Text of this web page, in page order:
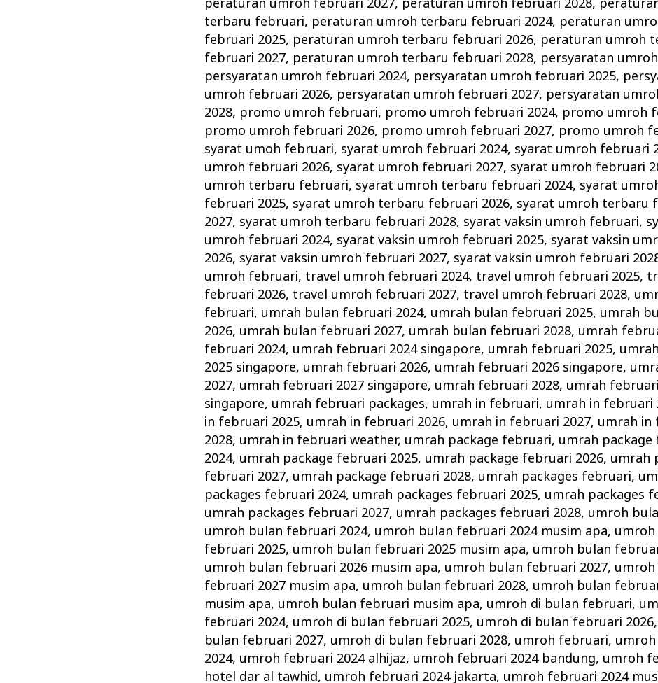
peraturan umroh februari 2027, peraturan umroh februari 2028,
terbaru februari, peraturan umroh terbaru februari 2024, peraturan
februari 2025, peraturan umroh terbaru februari 2026, peraturan umroh
februari 2027, peraturan umroh terbaru februari 2028, persyaratan
persyaratan umroh februari 2024, persyaratan umroh februari 2025,
umroh februari 2026, persyaratan umroh februari 2027, persyaratan
2028, promo umroh februari, promo umroh februari 2024, promo umroh
promo umroh februari 2026, promo umroh februari 2027, promo umroh
syarat umoh februari, syarat umroh februari 2024, syarat umroh februari
umroh februari 2026, syarat umroh februari 2027, syarat umroh februari
umroh terbaru februari, syarat umroh terbaru februari 2024, syarat
februari 2025, syarat umroh terbaru februari 2026, syarat umroh terbaru
2027, syarat umroh terbaru februari 2028, syarat vaksin umroh februari,
umroh februari 2024, syarat vaksin umroh februari 2025, syarat vaksin
2026, syarat vaksin umroh februari 2027, syarat vaksin umroh februari
umroh februari, travel umroh februari 2024, travel umroh februari 2025,
februari 2026, travel umroh februari 2027, travel umroh februari 2028,
februari, umrah bulan februari 2024, umrah bulan februari 2025, umrah
2026, umrah bulan februari 2027, umrah bulan februari 2028, umrah
februari 2024, umrah februari 2024 singapore, umrah februari 2025,
2025 singapore, umrah februari 2026, umrah februari 2026 singapore,
2027, umrah februari 2027 singapore, umrah februari 2028, umrah
singapore, umrah februari packages, umrah in februari, umrah in februari
in februari 2025, umrah in februari 2026, umrah in februari 2027, umrah in
2028, umrah in februari weather, umrah package februari, umrah
2024, umrah package februari 2025, umrah package februari 2026, umrah
februari 2027, umrah package februari 2028, umrah packages februari,
packages februari 2024, umrah packages februari 2025, umrah packages
umrah packages februari 2027, umrah packages februari 2028, umroh
umroh bulan februari 2024, umroh bulan februari 2024 musim apa,
februari 2025, umroh bulan februari 2025 musim apa, umroh bulan
umroh bulan februari 2026 musim apa, umroh bulan februari 2027,
februari 2027 musim apa, umroh bulan februari 2028, umroh bulan
musim apa, umroh bulan februari musim apa, umroh di bulan februari,
februari 2024, umroh di bulan februari 2025, umroh di bulan februari 2026,
bulan februari 2027, umroh di bulan februari 2028, umroh februari,
2024, umroh februari 2024 alhijaz, umroh februari 2024 bandung, umroh
hotel dar al tawhid, umroh februari 2024 jakarta, umroh februari 2024